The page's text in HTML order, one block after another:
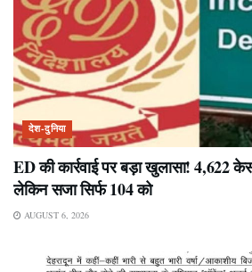
देश-दुनिया
ED की कार्रवाई पर बड़ा खुलासा! 4,622
लेकिन सजा सिर्फ 104 को
AUGUST 6, 2026